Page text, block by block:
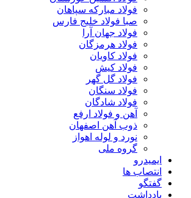
فولاد مبارکه سپاهان
صبا فولاد خلیج فارس
فولاد جهان آرا
فولاد هرمزگان
فولاد کاویان
فولاد کیش
فولاد گل گهر
فولاد سنگان
فولاد شادگان
آهن و فولاد ارفع
ذوب آهن اصفهان
نورد و لوله اهواز
گروه ملی
ایمیدرو
انتصاب ها
گفتگو
یادداشت